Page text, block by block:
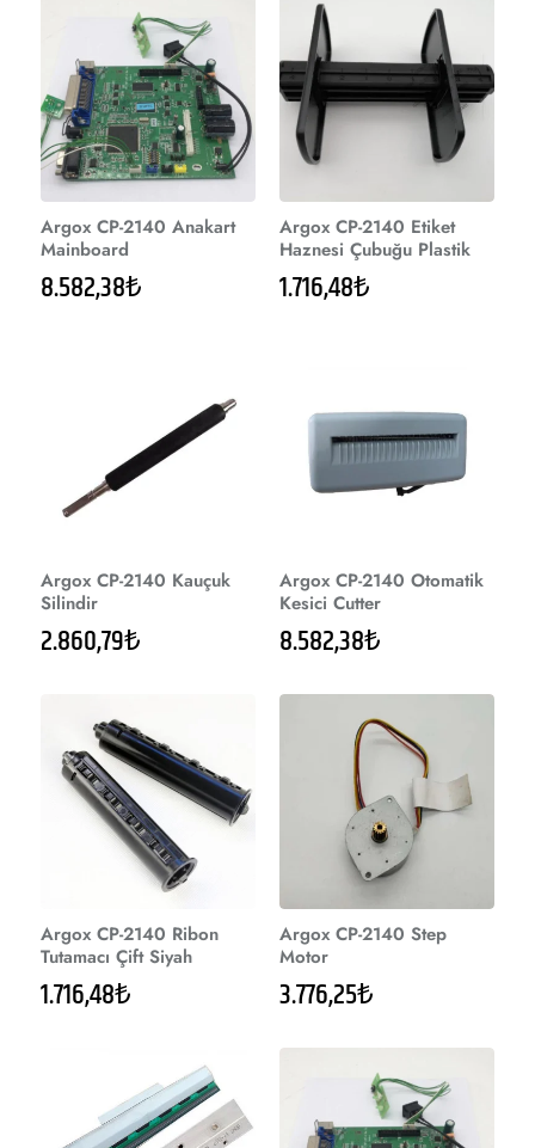
Argox CP-2140 Anakart
Mainboard
8.582,38₺
Argox CP-2140 Etiket
Haznesi Çubuğu Plastik
1.716,48₺
Argox CP-2140 Kauçuk
Silindir
2.860,79₺
Argox CP-2140 Otomatik
Kesici Cutter
8.582,38₺
Argox CP-2140 Ribon
Tutamacı Çift Siyah
1.716,48₺
Argox CP-2140 Step
Motor
3.776,25₺